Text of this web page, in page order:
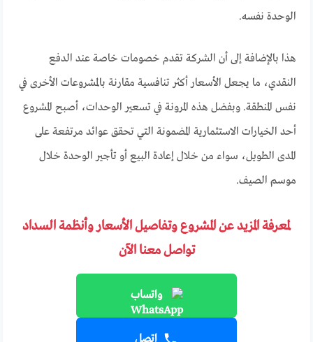
الوحدة نفسه.
هذا بالإضافة إلى أن الشركة تقدم خصومات خاصة عند الدفع
النقدي، ما يجعل الأسعار أكثر تنافسية مقارنة بالمشروعات الأخرى في
نفس المنطقة. وبفضل هذه المرونة في تسعير الوحدات، أصبح المشروع
أحد الخيارات الاستثمارية المضمونة التي تحقق عوائد مرتفعة على
المدى الطويل، سواء من خلال إعادة البيع أو تأجير الوحدة خلال
موسم الصيف.
لمعرفة المزيد عن المشروع وتفاصيل الأسعار وأنظمة السداد
تواصل معنا الآن
واتساب
اتصل